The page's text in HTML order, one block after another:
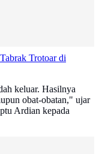
Trotoar di
keluar. Hasilnya
obat-obatan," ujar
Ardian kepada